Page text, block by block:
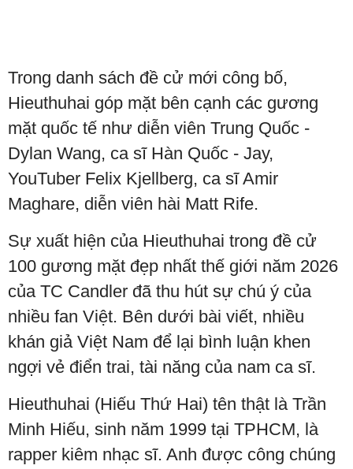
Trong danh sách đề cử mới công bố,
Hieuthuhai góp mặt bên cạnh các gương
mặt quốc tế như diễn viên Trung Quốc -
Dylan Wang, ca sĩ Hàn Quốc - Jay,
YouTuber Felix Kjellberg, ca sĩ Amir
Maghare, diễn viên hài Matt Rife.
Sự xuất hiện của Hieuthuhai trong đề cử
100 gương mặt đẹp nhất thế giới năm 2026
của TC Candler đã thu hút sự chú ý của
nhiều fan Việt. Bên dưới bài viết, nhiều
khán giả Việt Nam để lại bình luận khen
ngợi vẻ điển trai, tài năng của nam ca sĩ.
Hieuthuhai (Hiếu Thứ Hai) tên thật là Trần
Minh Hiếu, sinh năm 1999 tại TPHCM, là
rapper kiêm nhạc sĩ. Anh được công chúng